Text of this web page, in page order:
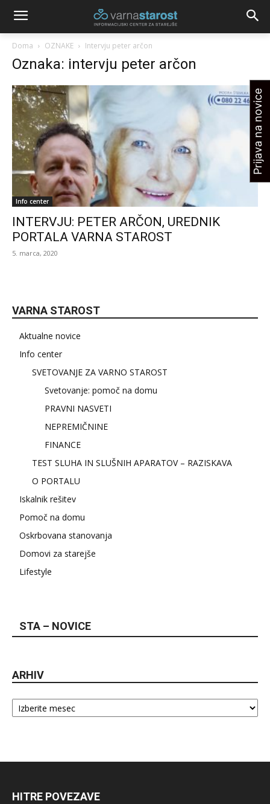
Doma OZNAKE Intervju peter arčon
Oznaka: intervju peter arčon
Info center
INTERVJU: PETER ARČON, UREDNIK
PORTALA VARNA STAROST
5. marca, 2020
VARNA STAROST
Aktualne novice
Info center
SVETOVANJE ZA VARNO STAROST
Svetovanje: pomoč na domu
PRAVNI NASVETI
NEPREMIČNINE
FINANCE
TEST SLUHA IN SLUŠNIH APARATOV – RAZISKAVA
O PORTALU
Iskalnik rešitev
Pomoč na domu
Oskrbovana stanovanja
Domovi za starejše
Lifestyle
STA – NOVICE
ARHIV
Arhiv
HITRE POVEZAVE
Prijava na novice